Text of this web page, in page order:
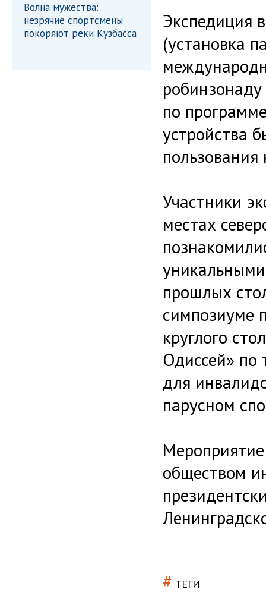
Волна мужества:
незрячие спортсмены
покоряют реки Кузбасса
Экспедиция
(установка
по
устройства
Участники
местах
прошлых
симпозиуме
круглого
Одиссей»
для
парусном
обществом
# ТЕГИ